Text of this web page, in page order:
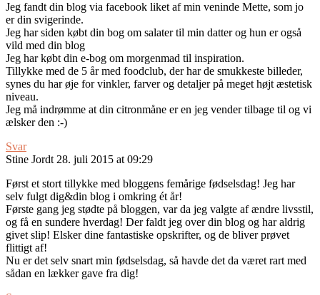
Jeg fandt din blog via facebook liket af min veninde Mette, som jo
er din svigerinde.
Jeg har siden købt din bog om salater til min datter og hun er også
vild med din blog
Jeg har købt din e-bog om morgenmad til inspiration.
Tillykke med de 5 år med foodclub, der har de smukkeste billeder,
synes du har øje for vinkler, farver og detaljer på meget højt æstetisk
niveau.
Jeg må indrømme at din citronmåne er en jeg vender tilbage til og vi
ælsker den :-)
Svar
Stine Jordt 28. juli 2015 at 09:29
Først et stort tillykke med bloggens femårige fødselsdag! Jeg har
selv fulgt dig&din blog i omkring ét år!
Første gang jeg stødte på bloggen, var da jeg valgte af ændre livsstil,
og få en sundere hverdag! Der faldt jeg over din blog og har aldrig
givet slip! Elsker dine fantastiske opskrifter, og de bliver prøvet
flittigt af!
Nu er det selv snart min fødselsdag, så havde det da været rart med
sådan en lækker gave fra dig!